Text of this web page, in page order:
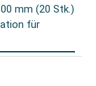
mm (20 Stk.)
für